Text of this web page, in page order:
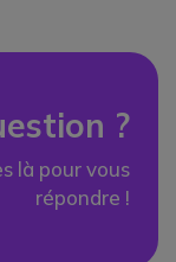
?
là pour vous
répondre !